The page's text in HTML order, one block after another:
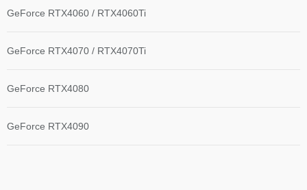
GeForce RTX4060 / RTX4060Ti
GeForce RTX4070 / RTX4070Ti
GeForce RTX4080
GeForce RTX4090